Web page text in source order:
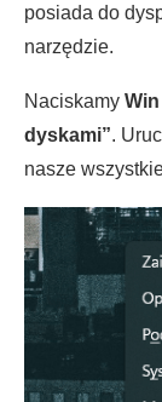
posiada do
narzędzie.
Naciskamy
dyskami”.
nasze